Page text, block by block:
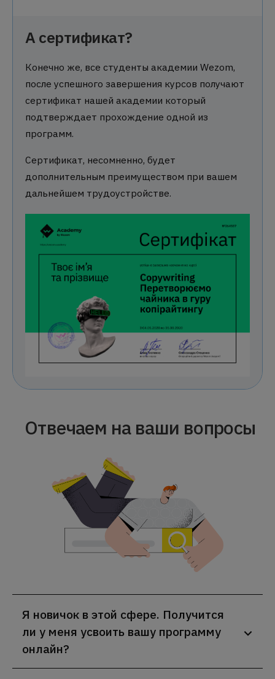
А сертификат?
Конечно же, все студенты академии Wezom,
после успешного завершения курсов получают
сертификат нашей академии который
подтверждает прохождение одной из
программ.
Сертификат, несомненно, будет
дополнительным преимуществом при вашем
дальнейшем трудоустройстве.
Отвечаем на ваши вопросы
Я новичок в этой сфере. Получится
ли у меня усвоить вашу программу
онлайн?